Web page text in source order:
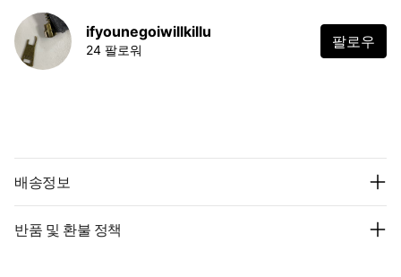
ifyounegoiwillkillu
24 팔로워 팔로우
배송정보
반품 및 환불 정책